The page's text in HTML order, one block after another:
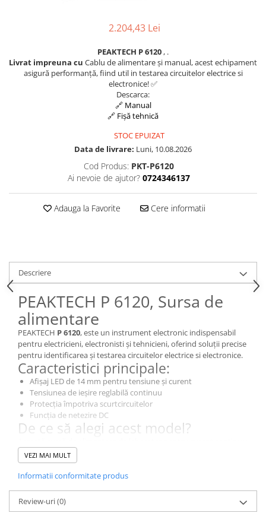
2.204,43 Lei
PEAKTECH P 6120 , .
Livrat impreuna cu Cablu de alimentare și manual, acest echipament
asigură performanță, fiind util in testarea circuitelor electrice si
electronice! ✅
Descarca:
🔗 Manual
🔗 Fișă tehnică
STOC EPUIZAT
Data de livrare: Luni, 10.08.2026
Cod Produs: PKT-P6120
Ai nevoie de ajutor? 0724346137
Adauga la Favorite Cere informatii
Descriere
PEAKTECH P 6120, Sursa de
alimentare
PEAKTECH P 6120, este un instrument electronic indispensabil
pentru electricieni, electronisti și tehnicieni, oferind soluții precise
pentru identificarea și testarea circuitelor electrice si electronice.
Caracteristici principale:
Afișaj LED de 14 mm pentru tensiune și curent
Tensiunea de ieșire reglabilă continuu
Protecția împotriva scurtcircuitelor
Funcția de netezire DC
De ce să alegi acest model?
și alternativ, tensiune continuă și alternativă este ideală pentru
utilizare în cercetare și dezvoltare, în universități tehnice, în
industria electrică, precum și pentru întreținerea circuitelor mici
pentru ajustarea tensiunii și curentului asigură o funcționare
ușoară pentru utilizator. Cu prizele de ieșire împărțite pentru
VEZI MAI MULT
Informatii conformitate produs
Review-uri(0)